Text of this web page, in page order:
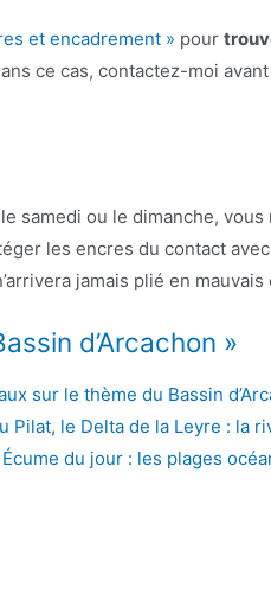
et encadrement » pour
ce cas, contactez-moi
samedi ou le dimanche,
les encres du contact
jamais plié en mauvais
d’Arcachon »
sur le thème du Bassin
Pilat, le Delta de la Leyre : la
Écume du jour : les plages